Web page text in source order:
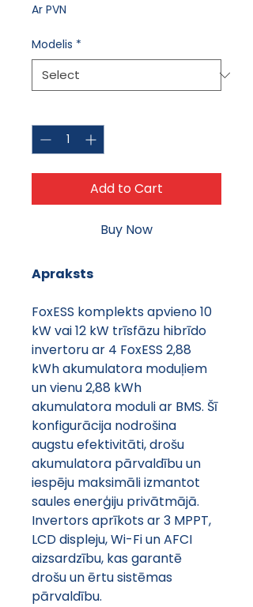
Ar PVN
Modelis *
Add to Cart
Buy Now
Apraksts
FoxESS komplekts apvieno 10
kW vai 12 kW trīsfāzu hibrīdo
invertoru ar 4 FoxESS 2,88
kWh akumulatora moduļiem
un vienu 2,88 kWh
akumulatora moduli ar BMS. Šī
konfigurācija nodrošina
augstu efektivitāti, drošu
akumulatora pārvaldību un
iespēju maksimāli izmantot
saules enerģiju privātmājā.
Invertors aprīkots ar 3 MPPT,
LCD displeju, Wi-Fi un AFCI
aizsardzību, kas garantē
drošu un ērtu sistēmas
pārvaldību.